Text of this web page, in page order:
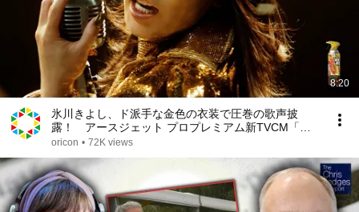
8:20
氷川きよし、ド派手な金色の衣装で圧巻の歌声披
露！ アースジェット プロプレミアム新TVCM「人
生1度」篇
oricon • 72K views